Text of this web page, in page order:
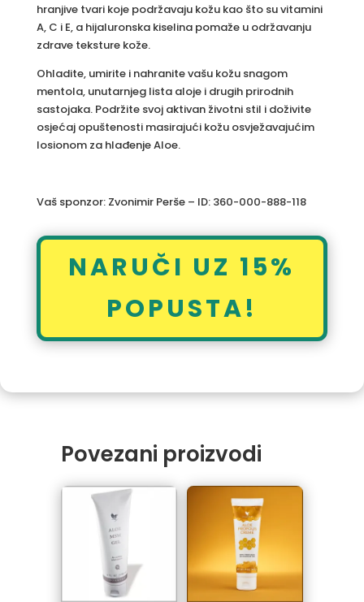
hranjive tvari koje podržavaju kožu kao što su vitamini
A, C i E, a hijaluronska kiselina pomaže u održavanju
zdrave teksture kože.
Ohladite, umirite i nahranite vašu kožu snagom
mentola, unutarnjeg lista aloje i drugih prirodnih
sastojaka. Podržite svoj aktivan životni stil i doživite
osjećaj opuštenosti masirajući kožu osvježavajućim
losionom za hlađenje Aloe.
Vaš sponzor: Zvonimir Perše – ID: 360-000-888-118
NARUČI UZ 15%
POPUSTA!
Povezani proizvodi